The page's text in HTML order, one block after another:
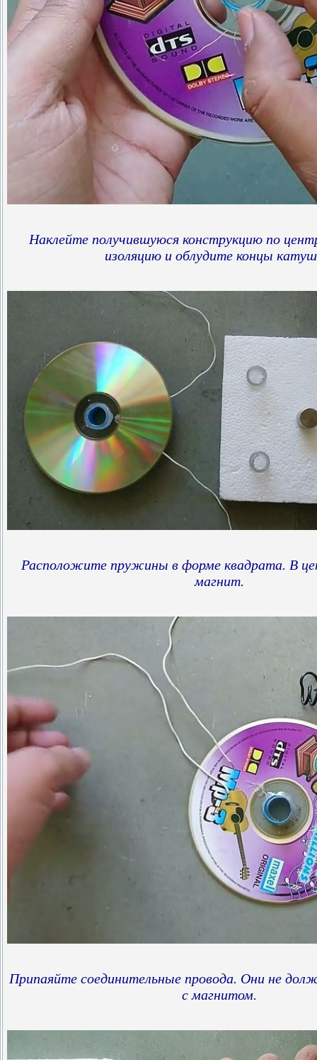
Наклейте получившуюся конструкцию по
изоляцию и облудите концы
Расположите пружины в форме квадрата. В
магнит.
Припаяйте соединительные провода. Они не
с магнитом.